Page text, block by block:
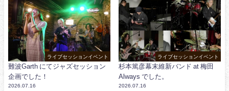
ライブセッションイベント
難波Garth にてジャズセッション
企画でした！
2026.07.16
ライブセッションイベント
杉本篤彦幕末維新バンド at 梅田
Always でした。
2026.07.16